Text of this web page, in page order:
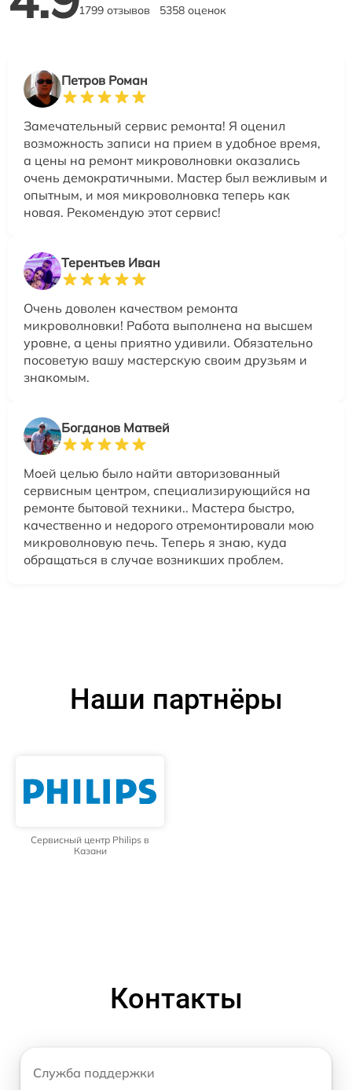
1799 отзывов 5358 оценок
Петров Роман
Замечательный сервис ремонта! Я оценил
возможность записи на прием в удобное время,
а цены на ремонт микроволновки оказались
очень демократичными. Мастер был вежливым и
опытным, и моя микроволновка теперь как
новая. Рекомендую этот сервис!
Терентьев Иван
Очень доволен качеством ремонта
микроволновки! Работа выполнена на высшем
уровне, а цены приятно удивили. Обязательно
посоветую вашу мастерскую своим друзьям и
знакомым.
Богданов Матвей
Моей целью было найти авторизованный
сервисным центром, специализирующийся на
ремонте бытовой техники.. Мастера быстро,
качественно и недорого отремонтировали мою
микроволновую печь. Теперь я знаю, куда
обращаться в случае возникших проблем.
Наши партнёры
Сервисный центр Philips в
Казани
Контакты
Служба поддержки